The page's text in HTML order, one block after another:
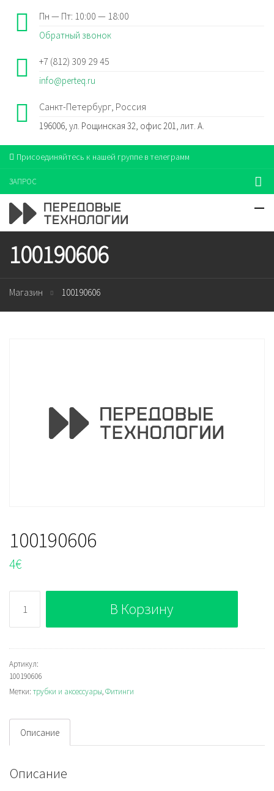
Пн — Пт: 10:00 — 18:00
Обратный звонок
+7 (812) 309 29 45
info@perteq.ru
Санкт-Петербург, Россия
196006, ул. Рощинская 32, офис 201, лит. А.
Присоединяйтесь к нашей группе в телеграмм
ЗАПРОС
100190606
Магазин 100190606
100190606
4€
100190606
В Корзину
Артикул:
100190606
Метки: трубки и аксессуары,Фитинги
Описание
Описание